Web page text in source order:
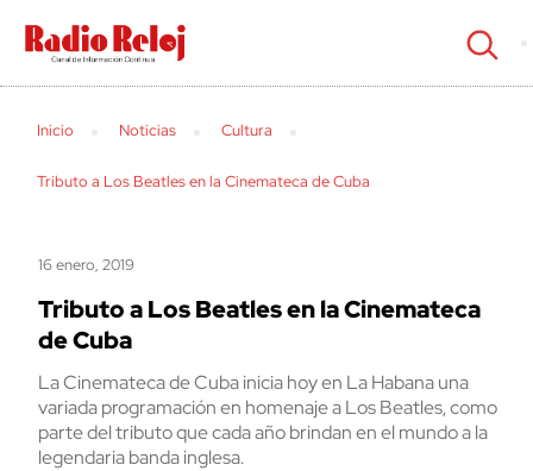
cerrar
Inicio Noticias Cultura
Tributo a Los Beatles en la Cinemateca de Cuba
16 enero, 2019
Tributo a Los Beatles en la Cinemateca
de Cuba
La Cinemateca de Cuba inicia hoy en La Habana una
variada programación en homenaje a Los Beatles, como
parte del tributo que cada año brindan en el mundo a la
legendaria banda inglesa.